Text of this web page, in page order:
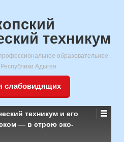
техникум
образовательное
Адыгея
слабовидящих
техникум и его
— в строю эко-